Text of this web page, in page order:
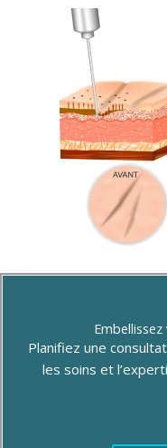
Planifiez une
les soins et